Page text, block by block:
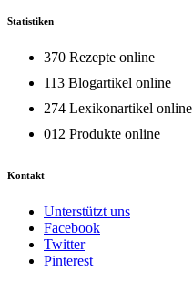
Statistiken
370 Rezepte online
113 Blogartikel online
274 Lexikonartikel online
012 Produkte online
Kontakt
Unterstützt uns
Facebook
Twitter
Pinterest